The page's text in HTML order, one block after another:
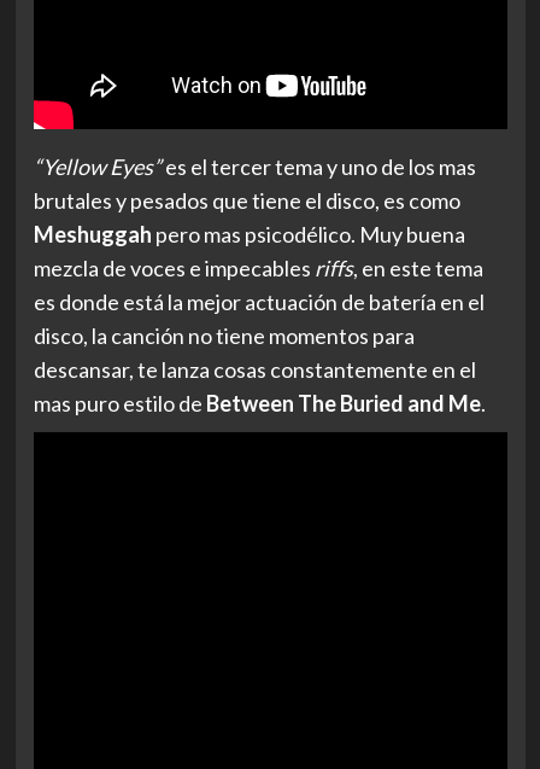
“Yellow Eyes”es el tercer tema y uno de los mas
brutales y pesados que tiene el disco, es como
Meshuggah pero mas psicodélico. Muy buena
mezcla de voces e impecables riffs, en este tema
es donde está la mejor actuación de batería en el
disco, la canción no tiene momentos para
descansar, te lanza cosas constantemente en el
mas puro estilo de Between The Buried and Me.